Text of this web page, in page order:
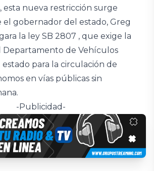
esta nueva restricción surge
el gobernador del estado, Greg
la ley SB 2807 , que exige la
Departamento de Vehículos
para la circulación de
en vías públicas sin
-Publicidad-